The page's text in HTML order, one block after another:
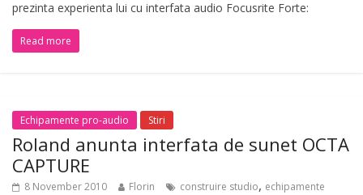
prezinta experienta lui cu interfata audio Focusrite Forte:
Read more
Echipamente pro-audio Stiri
Roland anunta interfata de sunet OCTA
CAPTURE
8 November 2010 Florin construire studio, echipamente